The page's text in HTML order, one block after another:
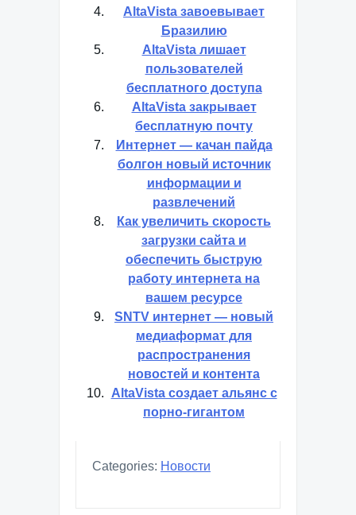
AltaVista завоевывает
Бразилию
AltaVista лишает
пользователей
бесплатного доступа
AltaVista закрывает
бесплатную почту
Интернет — качан пайда
болгон новый источник
информации и
развлечений
Как увеличить скорость
загрузки сайта и
обеспечить быструю
работу интернета на
вашем ресурсе
SNTV интернет — новый
медиаформат для
распространения
новостей и контента
AltaVista создает альянс с
порно-гигантом
Categories: Новости